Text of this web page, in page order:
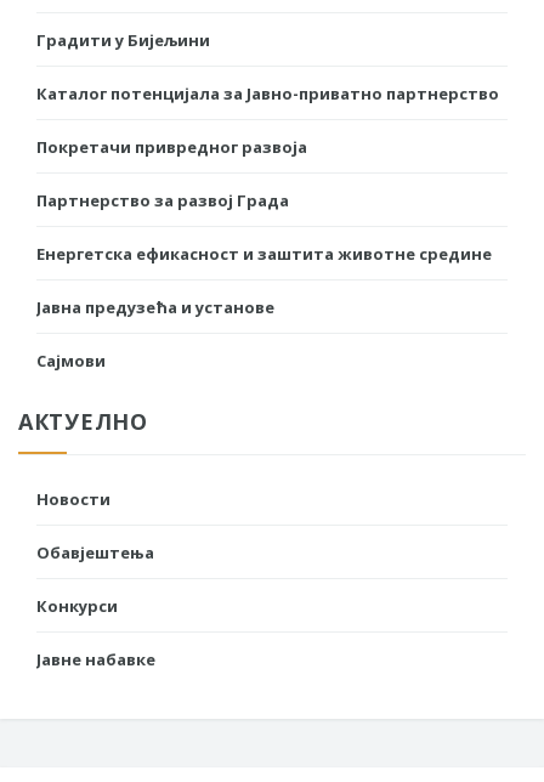
Градити у Бијељини
Каталог потенцијала за Јавно-приватно партнерство
Покретачи привредног развоја
Партнерство за развој Града
Енергетска ефикасност и заштита животне средине
Јавна предузећа и установе
Сајмови
АКТУЕЛНО
Новости
Обавјештења
Конкурси
Јавне набавке